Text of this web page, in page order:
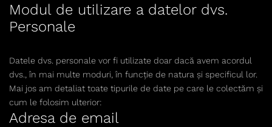
Modul de utilizare a datelor dvs.
Personale
Datele dvs. personale vor fi utilizate doar dacă avem acordul
dvs., în mai multe moduri, în funcție de natura și specificul lor.
Mai jos am detaliat toate tipurile de date pe care le colectăm și
cum le folosim ulterior:
Adresa de email